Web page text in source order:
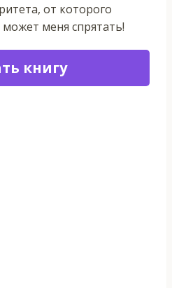
от которого
меня спрятать!
книгу